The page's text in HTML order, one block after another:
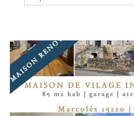
Surface
Surface
Pièces
Pièces